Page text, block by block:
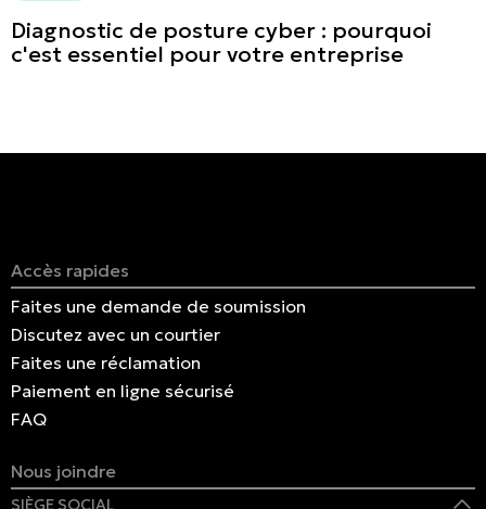
Diagnostic de posture cyber : pourquoi
c'est essentiel pour votre entreprise
Accès rapides
Faites une demande de soumission
Discutez avec un courtier
Faites une réclamation
Paiement en ligne sécurisé
FAQ
Nous joindre